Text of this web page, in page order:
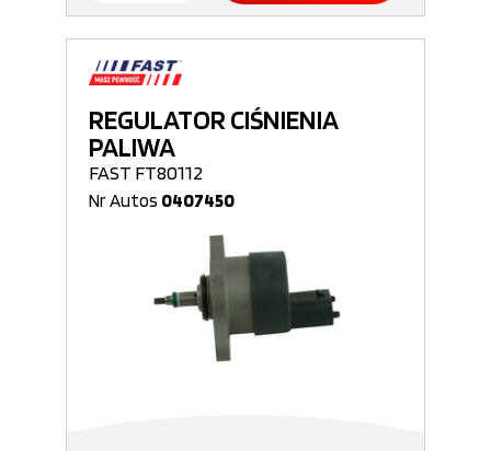
REGULATOR CIŚNIENIA
PALIWA
FAST FT80112
Nr Autos 0407450